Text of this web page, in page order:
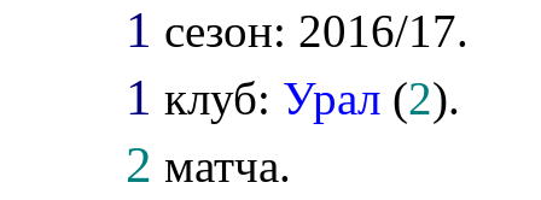
1 сезон: 2016/17.
1 клуб: Урал (2).
2 матча.